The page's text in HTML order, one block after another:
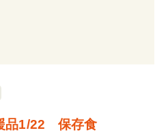
品1/22 保存食